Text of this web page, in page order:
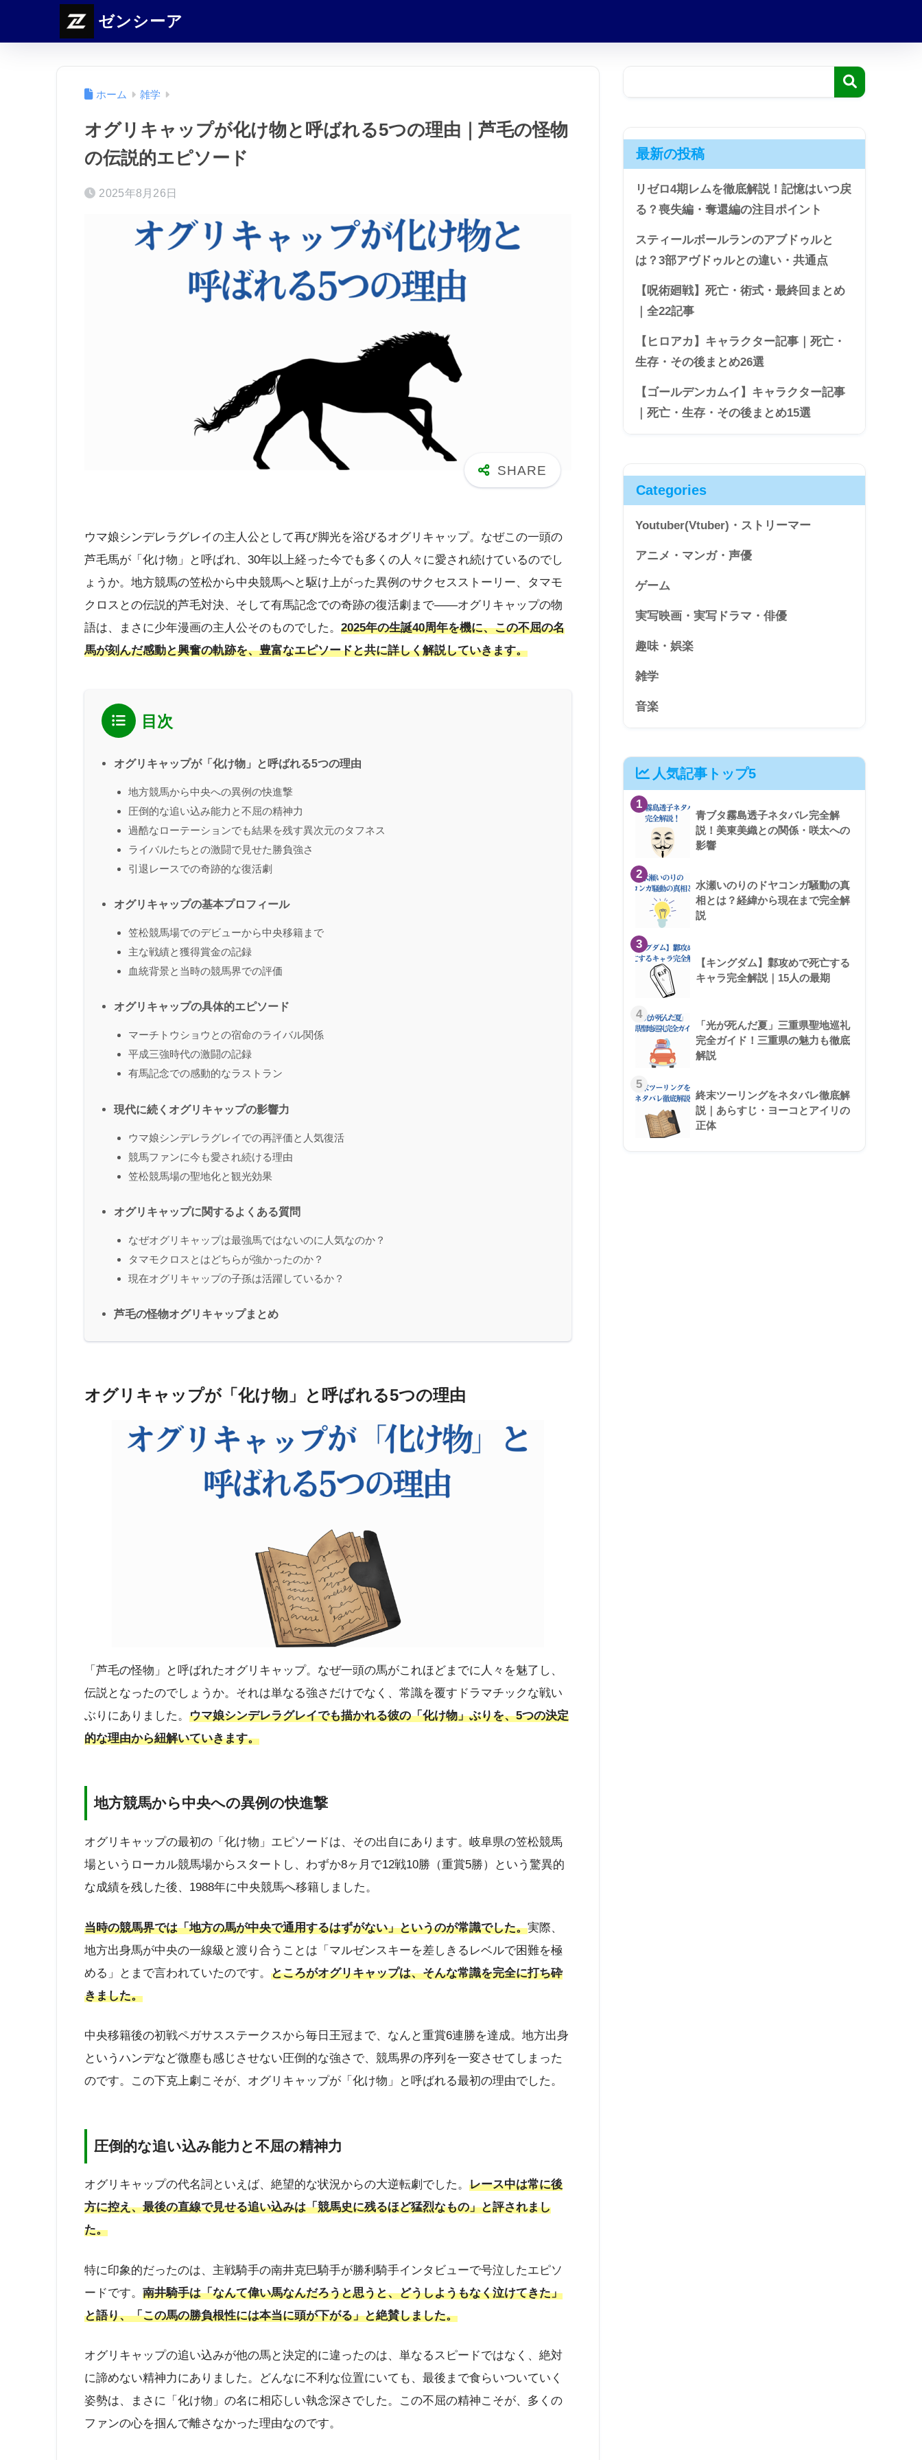
ゼンシーア
ホーム 雑学
オグリキャップが化け物と呼ばれる5つの理由｜芦毛の怪物
の伝説的エピソード
2025年8月26日
ウマ娘シンデレラグレイの主人公として再び脚光を浴びるオグリキャップ。なぜこの一頭の
芦毛馬が「化け物」と呼ばれ、30年以上経った今でも多くの人々に愛され続けているのでし
ょうか。地方競馬の笠松から中央競馬へと駆け上がった異例のサクセスストーリー、タマモ
クロスとの伝説的芦毛対決、そして有馬記念での奇跡の復活劇まで——オグリキャップの物
語は、まさに少年漫画の主人公そのものでした。 2025年の生誕40周年を機に、この不屈の名
馬が刻んだ感動と興奮の軌跡を、豊富なエピソードと共に詳しく解説していきます。
目次
オグリキャップが「化け物」と呼ばれる5つの理由
地方競馬から中央への異例の快進撃
圧倒的な追い込み能力と不屈の精神力
過酷なローテーションでも結果を残す異次元のタフネス
ライバルたちとの激闘で見せた勝負強さ
引退レースでの奇跡的な復活劇
オグリキャップの基本プロフィール
笠松競馬場でのデビューから中央移籍まで
主な戦績と獲得賞金の記録
血統背景と当時の競馬界での評価
オグリキャップの具体的エピソード
マーチトウショウとの宿命のライバル関係
平成三強時代の激闘の記録
有馬記念での感動的なラストラン
現代に続くオグリキャップの影響力
ウマ娘シンデレラグレイでの再評価と人気復活
競馬ファンに今も愛され続ける理由
笠松競馬場の聖地化と観光効果
オグリキャップに関するよくある質問
なぜオグリキャップは最強馬ではないのに人気なのか？
タマモクロスとはどちらが強かったのか？
現在オグリキャップの子孫は活躍しているか？
芦毛の怪物オグリキャップまとめ
オグリキャップが「化け物」と呼ばれる5つの理由
「芦毛の怪物」と呼ばれたオグリキャップ。なぜ一頭の馬がこれほどまでに人々を魅了し、
伝説となったのでしょうか。それは単なる強さだけでなく、常識を覆すドラマチックな戦い
ぶりにありました。 ウマ娘シンデレラグレイでも描かれる彼の「化け物」ぶりを、5つの決定
的な理由から紐解いていきます。
地方競馬から中央への異例の快進撃
オグリキャップの最初の「化け物」エピソードは、その出自にあります。岐阜県の笠松競馬
場というローカル競馬場からスタートし、わずか8ヶ月で12戦10勝（重賞5勝）という驚異的
な成績を残した後、1988年に中央競馬へ移籍しました。
当時の競馬界では「地方の馬が中央で通用するはずがない」というのが常識でした。実際、
地方出身馬が中央の一線級と渡り合うことは「マルゼンスキーを差しきるレベルで困難を極
める」とまで言われていたのです。 ところがオグリキャップは、そんな常識を完全に打ち砕
きました。
中央移籍後の初戦ペガサスステークスから毎日王冠まで、なんと重賞6連勝を達成。地方出身
というハンデなど微塵も感じさせない圧倒的な強さで、競馬界の序列を一変させてしまった
のです。この下克上劇こそが、オグリキャップが「化け物」と呼ばれる最初の理由でした。
圧倒的な追い込み能力と不屈の精神力
オグリキャップの代名詞といえば、絶望的な状況からの大逆転劇でした。 レース中は常に後
方に控え、最後の直線で見せる追い込みは「競馬史に残るほど猛烈なもの」と評されまし
た。
特に印象的だったのは、主戦騎手の南井克巳騎手が勝利騎手インタビューで号泣したエピソ
ードです。 南井騎手は「なんて偉い馬なんだろうと思うと、どうしようもなく泣けてきた」
と語り、「この馬の勝負根性には本当に頭が下がる」と絶賛しました。
オグリキャップの追い込みが他の馬と決定的に違ったのは、単なるスピードではなく、絶対
に諦めない精神力にありました。どんなに不利な位置にいても、最後まで食らいついていく
姿勢は、まさに「化け物」の名に相応しい執念深さでした。この不屈の精神こそが、多くの
ファンの心を掴んで離さなかった理由なのです。
最新の投稿
リゼロ4期レムを徹底解説！記憶はいつ戻
る？喪失編・奪還編の注目ポイント
スティールボールランのアブドゥルと
は？3部アヴドゥルとの違い・共通点
【呪術廻戦】死亡・術式・最終回まとめ
｜全22記事
【ヒロアカ】キャラクター記事｜死亡・
生存・その後まとめ26選
【ゴールデンカムイ】キャラクター記事
｜死亡・生存・その後まとめ15選
Categories
Youtuber(Vtuber)・ストリーマー
アニメ・マンガ・声優
ゲーム
実写映画・実写ドラマ・俳優
趣味・娯楽
雑学
音楽
人気記事トップ5
1
青ブタ霧島透子ネタバレ完全解
説！美東美織との関係・咲太への
影響
2
水瀬いのりのドヤコンガ騒動の真
相とは？経緯から現在まで完全解
説
3
【キングダム】鄴攻めで死亡する
キャラ完全解説｜15人の最期
4
「光が死んだ夏」三重県聖地巡礼
完全ガイド！三重県の魅力も徹底
解説
5
終末ツーリングをネタバレ徹底解
説｜あらすじ・ヨーコとアイリの
正体